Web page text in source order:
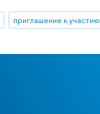
приглашение к участию